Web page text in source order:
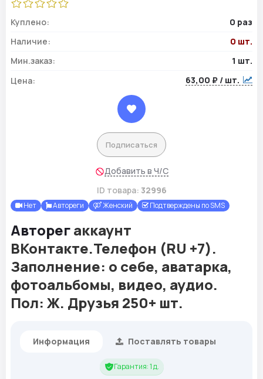
Куплено:
0 раз
Наличие:
0 шт.
Мин.заказ:
1 шт.
Цена:
63,00 ₽ / шт.
Подписаться
Добавить в Ч/С
ID товара: 32996
Нет Автореги Женский Подтверждены по SMS
Авторегаккаунт
ВКонтакте.Телефон (RU +7).
Заполнение: о себе, аватарка,
фотоальбомы, видео, аудио.
Пол: Ж. Друзья 250+ шт.
Информация Поставлять товары
Гарантия: 1 д.